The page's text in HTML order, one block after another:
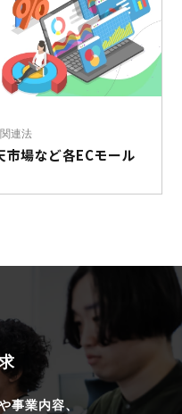
連法
場など各ECモール
事業内容、